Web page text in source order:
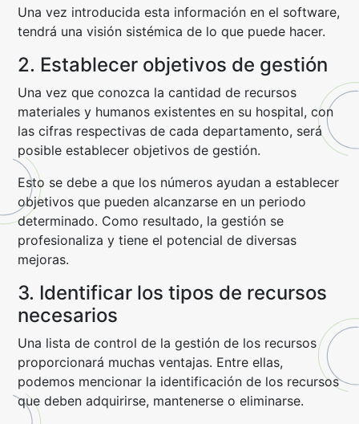
Una vez introducida esta información en el software,
tendrá una visión sistémica de lo que puede hacer.
2. Establecer objetivos de gestión
Una vez que conozca la cantidad de recursos
materiales y humanos existentes en su hospital, con
las cifras respectivas de cada departamento, será
posible establecer objetivos de gestión.
Esto se debe a que los números ayudan a establecer
objetivos que pueden alcanzarse en un periodo
determinado. Como resultado, la gestión se
profesionaliza y tiene el potencial de diversas
mejoras.
3. Identificar los tipos de recursos
necesarios
Una lista de control de la gestión de los recursos
proporcionará muchas ventajas. Entre ellas,
podemos mencionar la identificación de los recursos
que deben adquirirse, mantenerse o eliminarse.